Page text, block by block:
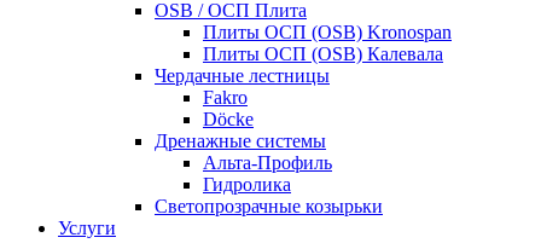
OSB / ОСП Плита
Плиты ОСП (OSB) Kronospan
Плиты ОСП (OSB) Калевала
Чердачные лестницы
Fakro
Döcke
Дренажные системы
Альта-Профиль
Гидролика
Светопрозрачные козырьки
Услуги